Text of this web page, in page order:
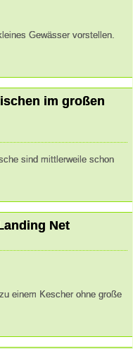
Gewässer vorstellen.
im großen
sind mittlerweile schon
Net
einem Kescher ohne große